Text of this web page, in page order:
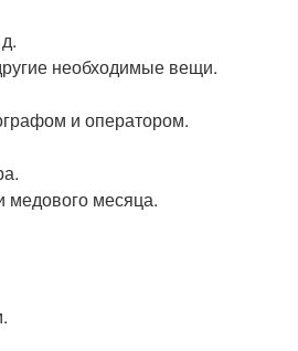
необходимые вещи.
и оператором.
медового месяца.